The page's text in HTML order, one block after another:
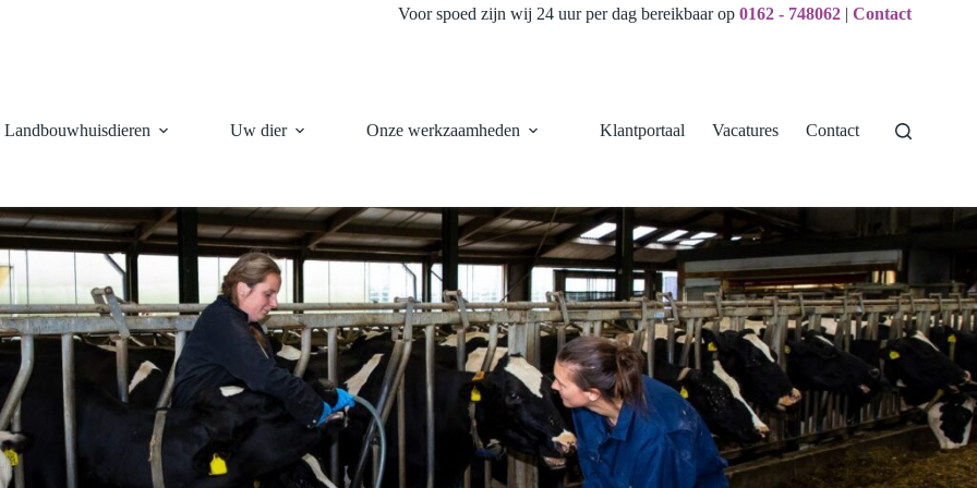
Voor spoed zijn wij 24 uur per dag bereikbaar op 0162 - 748062 | Contact
Landbouwhuisdieren Uw dier Onze werkzaamheden Klantportaal Vacatures Contact